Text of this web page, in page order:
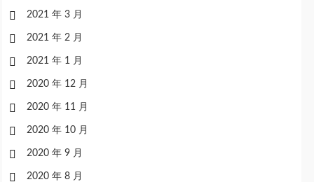
2021 年 3 月
2021 年 2 月
2021 年 1 月
2020 年 12 月
2020 年 11 月
2020 年 10 月
2020 年 9 月
2020 年 8 月